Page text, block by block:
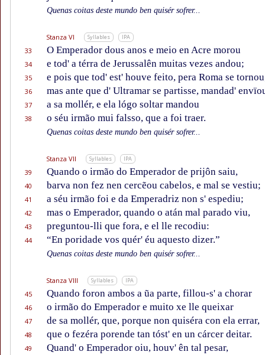
Quenas coitas deste mundo ben quisér sofrer...
Stanza VI Syllables IPA
33 O Emperador dous anos e meio en Acre morou
34 e tod' a térra de Jerussalên muitas vezes andou;
35 e pois que tod' est' houve feito, pera Roma se
36 mas ante que d' Ultramar se partisse, mandad'
37 a sa mollér, e ela lógo soltar mandou
38 o séu irmão mui falsso, que a foi traer.
Quenas coitas deste mundo ben quisér sofrer...
Stanza VII Syllables IPA
39 Quando o irmão do Emperador de prijôn saiu,
40 barva non fez nen cercẽou cabelos, e mal se vestiu;
41 a séu irmão foi e da Emperadriz non s' espediu;
42 mas o Emperador, quando o atán mal parado viu,
43 preguntou-lli que fora, e el lle recodiu:
44 “En poridade vos quér' éu aquesto dizer.”
Quenas coitas deste mundo ben quisér sofrer...
Stanza VIII Syllables IPA
45 Quando foron ambos a ũa parte, fillou-s' a chorar
46 o irmão do Emperador e muito xe lle queixar
47 de sa mollér, que, porque non quiséra con ela errar,
48 que o fezéra porende tan tóst' en un cárcer deitar.
49 Quand' o Emperador oiu, houv' ên tal pesar,